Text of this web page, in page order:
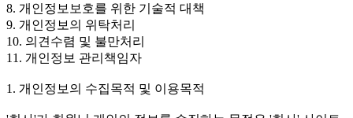
8. 개인정보보호를 위한 기술적 대책
9. 개인정보의 위탁처리
10. 의견수렴 및 불만처리
11. 개인정보 관리책임자
1. 개인정보의 수집목적 및 이용목적